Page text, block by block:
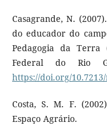
Casagrande, N.
do educador do
Pedagogia da Terra
Federal do Rio
https://doi.org/
Costa, S. M. F.
Espaço Agrário.